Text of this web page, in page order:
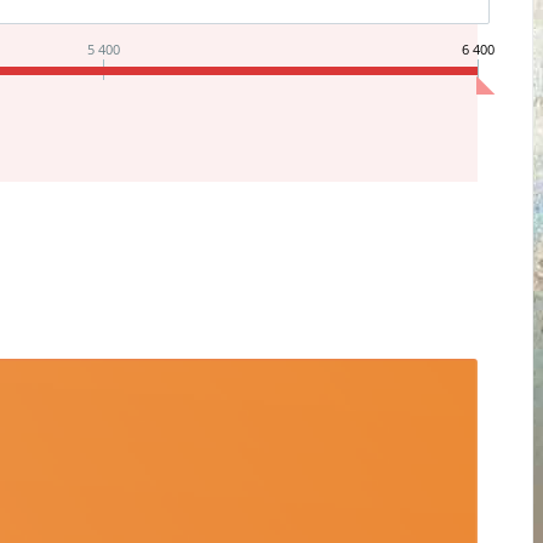
5 400 6 400